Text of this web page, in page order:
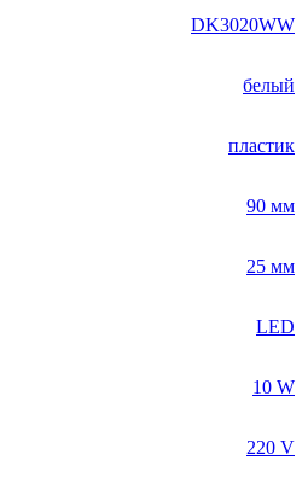
DK3020WW
белый
пластик
90 мм
25 мм
LED
10 W
220 V